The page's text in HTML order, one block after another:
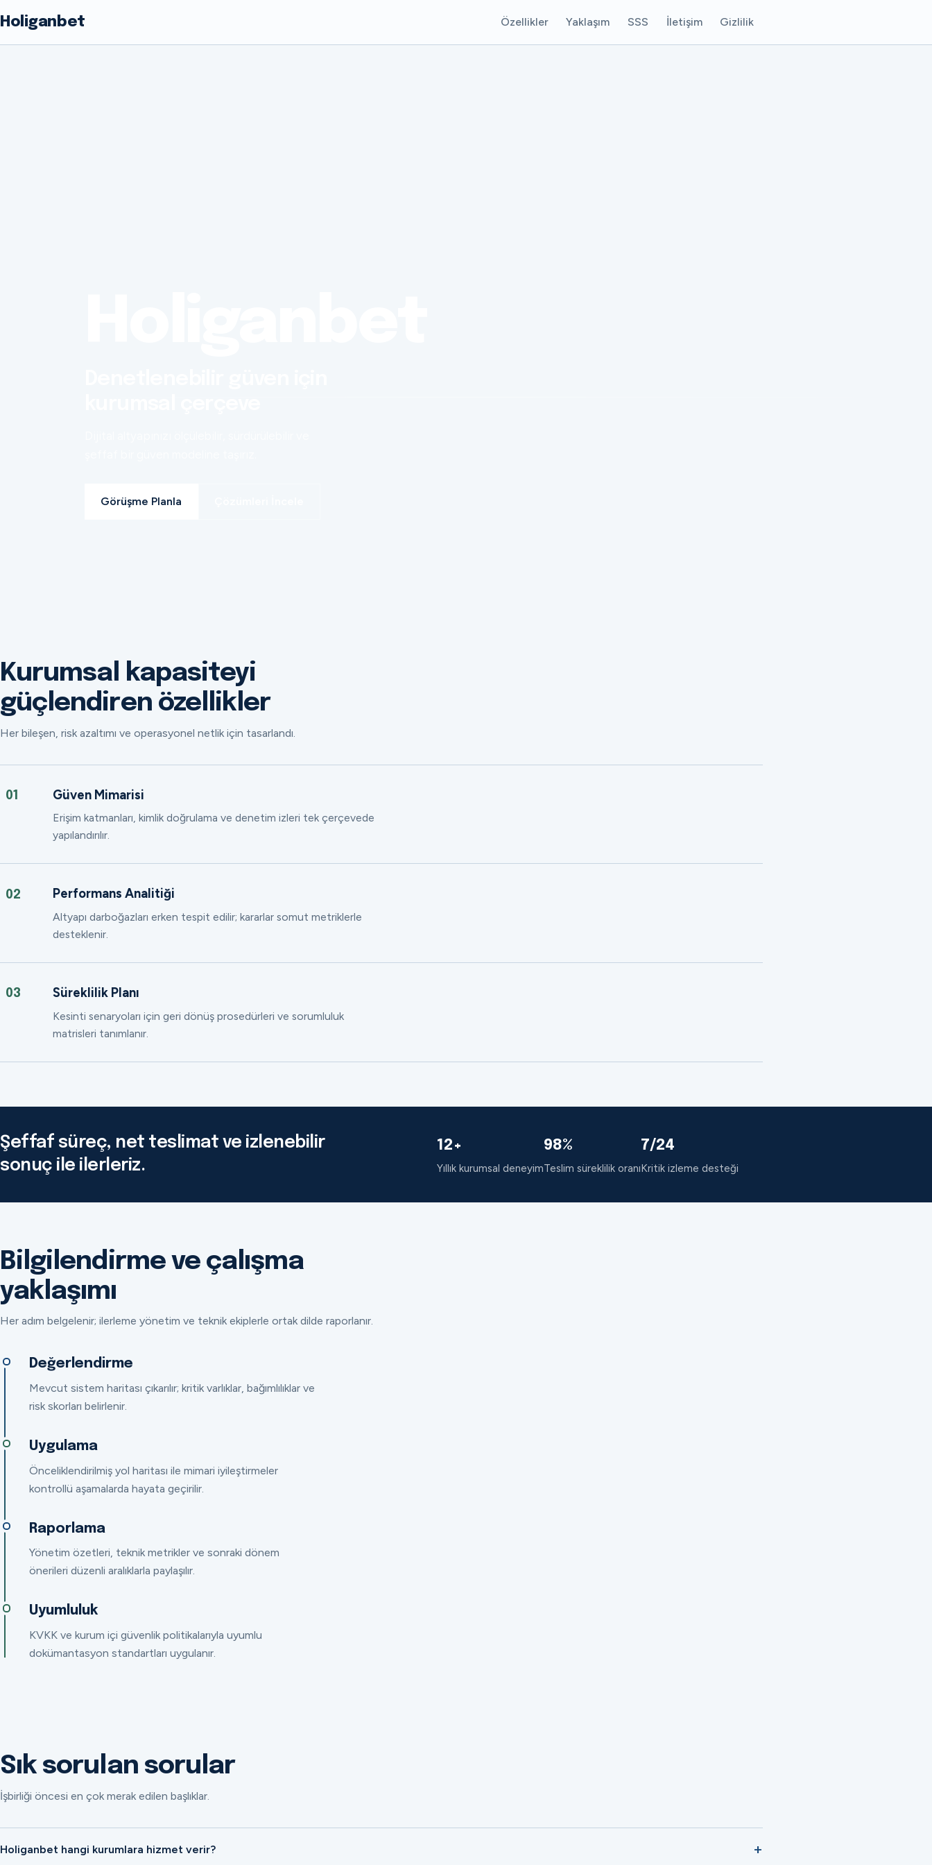
Holiganbet Özellikler Yaklaşım SSS İletişim Gizlilik
Görüşme Planla
Kurumsal kapasiteyi
güçlendiren özellikler
Her bileşen, risk azaltımı ve operasyonel netlik için tasarlandı.
01 Güven Mimarisi
Erişim katmanları, kimlik doğrulama ve denetim izleri tek çerçevede
yapılandırılır.
02 Performans Analitiği
Altyapı darboğazları erken tespit edilir; kararlar somut metriklerle
desteklenir.
03 Süreklilik Planı
Kesinti senaryoları için geri dönüş prosedürleri ve sorumluluk
matrisleri tanımlanır.
Şeffaf süreç, net teslimat ve izlenebilir
sonuç ile ilerleriz.
12+
Yıllık kurumsal deneyim
98%
Teslim süreklilik oranı
7/24
Kritik izleme desteği
Bilgilendirme ve çalışma
yaklaşımı
Her adım belgelenir; ilerleme yönetim ve teknik ekiplerle ortak dilde raporlanır.
Değerlendirme
Mevcut sistem haritası çıkarılır; kritik varlıklar, bağımlılıklar ve
risk skorları belirlenir.
Uygulama
Önceliklendirilmiş yol haritası ile mimari iyileştirmeler
kontrollü aşamalarda hayata geçirilir.
Raporlama
Yönetim özetleri, teknik metrikler ve sonraki dönem
önerileri düzenli aralıklarla paylaşılır.
Uyumluluk
KVKK ve kurum içi güvenlik politikalarıyla uyumlu
dokümantasyon standartları uygulanır.
Sık sorulan sorular
İşbirliği öncesi en çok merak edilen başlıklar.
Holiganbet hangi kurumlara hizmet verir?